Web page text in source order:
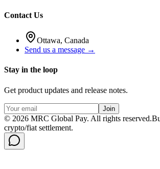
Contact Us
Ottawa, Canada
Send us a message →
Stay in the loop
Get product updates and release notes.
Join
© 2026 MRC Global Pay. All rights reserved.
crypto/fiat settlement.